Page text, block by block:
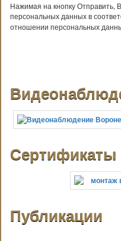
Нажимая на кнопку Отправить,
персональных данных в
отношении персональных
Сертификаты
Публикации